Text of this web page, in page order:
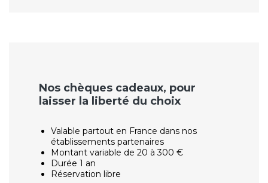
Nos chèques cadeaux, pour
laisser la liberté du choix
Valable partout en France dans nos
établissements partenaires
Montant variable de 20 à 300 €
Durée 1 an
Réservation libre